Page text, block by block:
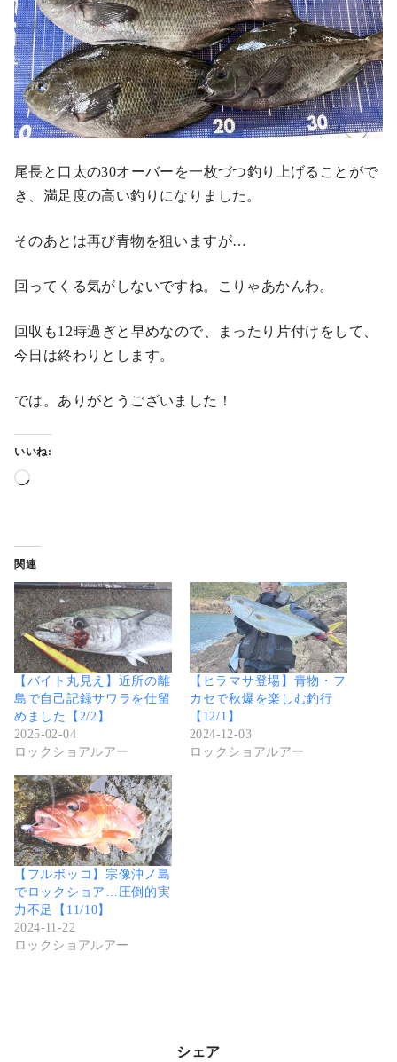
尾長と口太の30オーバーを一枚づつ釣り上げることがで
き、満足度の高い釣りになりました。
そのあとは再び青物を狙いますが…
回ってくる気がしないですね。こりゃあかんわ。
回収も12時過ぎと早めなので、まったり片付けをして、
今日は終わりとします。
では。ありがとうございました！
いいね:
読
み
…
関連
【バイト丸見え】近所の離
島で自己記録サワラを仕留
めました【2/2】
2025-02-04
ロックショアルアー
【ヒラマサ登場】青物・フ
カセで秋爆を楽しむ釣行
【12/1】
2024-12-03
ロックショアルアー
【フルボッコ】宗像沖ノ島
でロックショア…圧倒的実
力不足【11/10】
2024-11-22
ロックショアルアー
シェア